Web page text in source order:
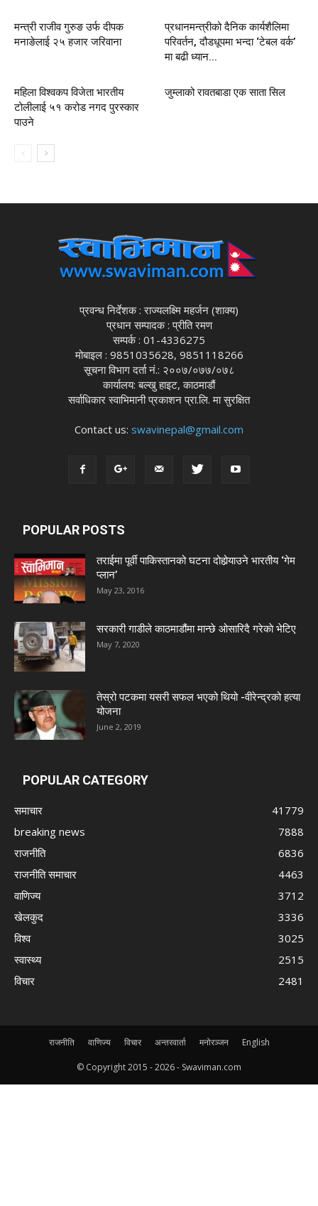
मन्त्री राजीव गुरुङ उर्फ दीपक
मनाङेलाई २५ हजार जरिवाना
प्रधानमन्त्रीको दैनिक कार्यशैलिमा
परिवर्तन, दौडधूपमा भन्दा ‘टेबल वर्क’
मा बढी ध्यान...
महिला विश्वकप विजेता भारतीय
टोलीलाई ५१ करोड नगद पुरस्कार
पाउने
जुम्लाको रावतबाडा एक साता सिल
प्रवन्ध निर्देशक : राज्यलक्ष्मि महर्जन (शाक्य)
प्रधान सम्पादक : प्रीति रमण
सम्पर्क : 01-4336275
मोबाइल : 9851035628, 9851118266
सूचना विभाग दर्ता नं.: २००७/०७७/०७८
कार्यालय: बल्खु हाइट, काठमाडौं
सर्वाधिकार स्वाभिमानी प्रकाशन प्रा.लि. मा सुरक्षित
Contact us: swavinepal@gmail.com
POPULAR POSTS
तराईमा पूर्वी पाकिस्तानको घटना दोहोर्‍याउने भारतीय ‘गेम
प्लान’
May 23, 2016
सरकारी गाडीले काठमाडौंमा मान्छे ओसारिदै गरेकाे भेटिए
May 7, 2020
तेस्रो पटकमा यसरी सफल भएको थियो -वीरेन्द्रको हत्या
योजना
June 2, 2019
POPULAR CATEGORY
समाचार
41779
breaking news
7888
राजनीति
6836
राजनीति समाचार
4463
वाणिज्य
3712
खेलकुद
3336
विश्व
3025
स्वास्थ्य
2515
विचार
2481
राजनीति वाणिज्य विचार अन्तरवार्ता मनोरञ्जन English
© Copyright 2015 -2026 - Swaviman.com